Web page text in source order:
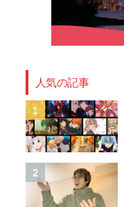
人気の記事